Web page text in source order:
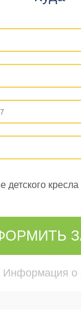
детского кресла
Информация о